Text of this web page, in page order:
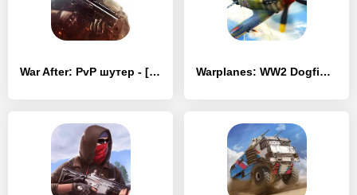
War After: PvP шутер - [MOD Много монет] Warplanes: WW2 Dogfight - [MOD Бесконечные деньги]